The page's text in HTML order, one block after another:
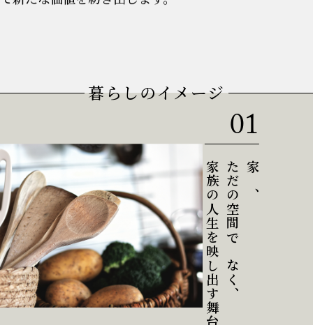
暮らしのイメージ
01
家は、
ただの空間ではなく、
家族の人生を映し出す舞台。